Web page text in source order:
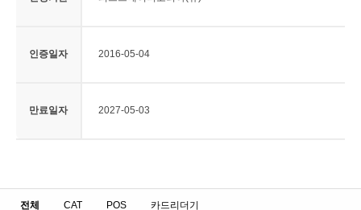
인증일자 2016-05-04
만료일자 2027-05-03
전체 CAT POS 카드리더기